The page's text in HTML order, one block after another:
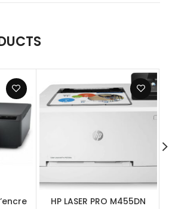
HP LASER PRO M455DN